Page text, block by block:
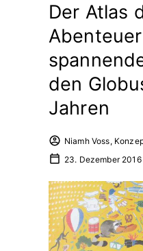
Der Atlas
den
Jahren
Niamh Voss,
23. Dezember 2016